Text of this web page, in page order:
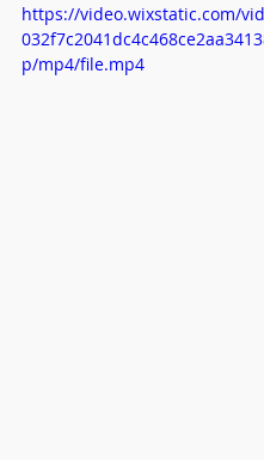
https://video.wixstatic.com/
p/mp4/file.mp4